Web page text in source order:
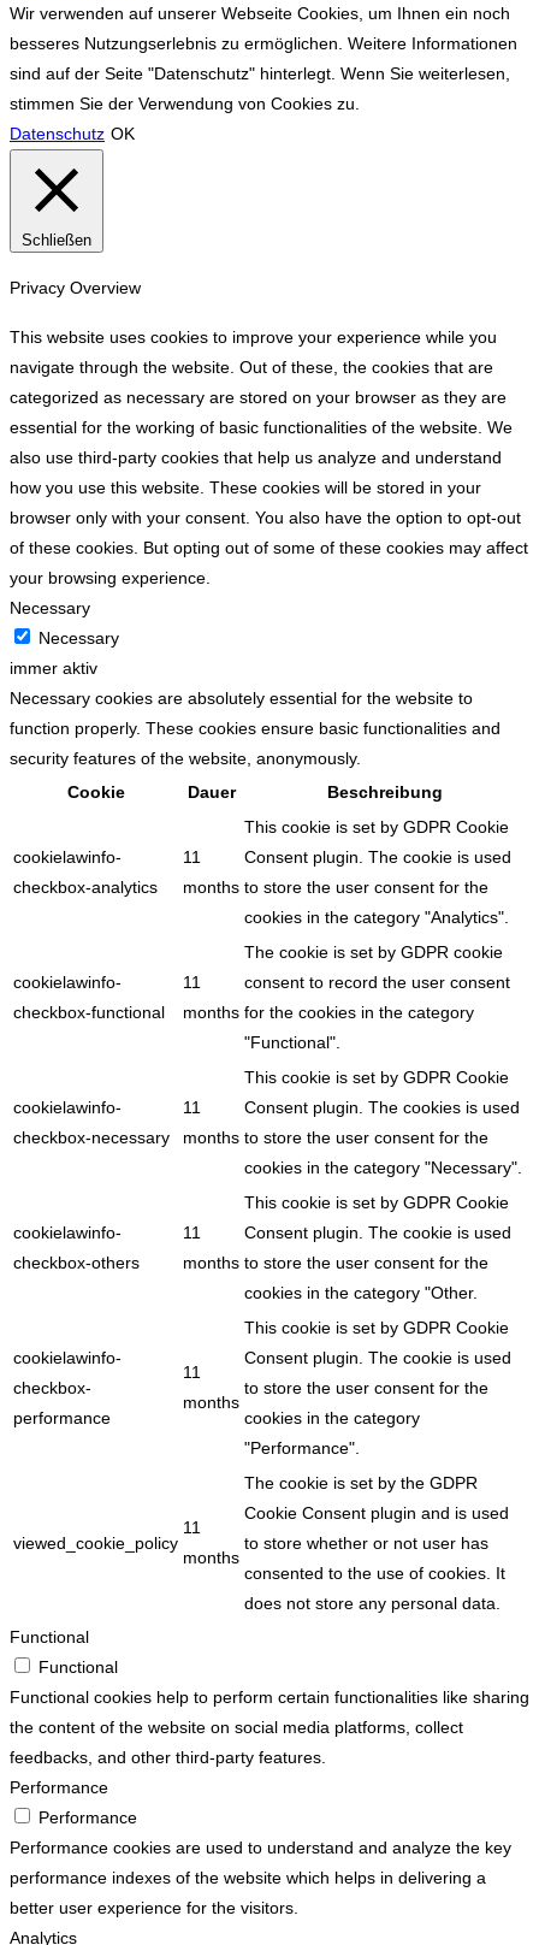
Wir verwenden auf unserer Webseite Cookies, um Ihnen ein noch
besseres Nutzungserlebnis zu ermöglichen. Weitere Informationen
sind auf der Seite "Datenschutz" hinterlegt. Wenn Sie weiterlesen,
stimmen Sie der Verwendung von Cookies zu.
Datenschutz OK
Schließen
Privacy Overview
This website uses cookies to improve your experience while you
navigate through the website. Out of these, the cookies that are
categorized as necessary are stored on your browser as they are
essential for the working of basic functionalities of the website. We
also use third-party cookies that help us analyze and understand
how you use this website. These cookies will be stored in your
browser only with your consent. You also have the option to opt-out
of these cookies. But opting out of some of these cookies may affect
your browsing experience.
Necessary
Necessary
immer aktiv
Necessary cookies are absolutely essential for the website to
function properly. These cookies ensure basic functionalities and
security features of the website, anonymously.
Cookie
Dauer Beschreibung
cookielawinfo-
checkbox-analytics
11
months
This cookie is set by GDPR Cookie
Consent plugin. The cookie is used
to store the user consent for the
cookies in the category "Analytics".
cookielawinfo-
checkbox-functional
11
months
The cookie is set by GDPR cookie
consent to record the user consent
for the cookies in the category
"Functional".
cookielawinfo-
checkbox-necessary
11
months
This cookie is set by GDPR Cookie
Consent plugin. The cookies is used
to store the user consent for the
cookies in the category "Necessary".
cookielawinfo-
checkbox-others
11
months
This cookie is set by GDPR Cookie
Consent plugin. The cookie is used
to store the user consent for the
cookies in the category "Other.
cookielawinfo-
checkbox-
performance
11
months
This cookie is set by GDPR Cookie
Consent plugin. The cookie is used
to store the user consent for the
cookies in the category
"Performance".
viewed_cookie_policy
11
months
The cookie is set by the GDPR
Cookie Consent plugin and is used
to store whether or not user has
consented to the use of cookies. It
does not store any personal data.
Functional
Functional
Functional cookies help to perform certain functionalities like sharing
the content of the website on social media platforms, collect
feedbacks, and other third-party features.
Performance
Performance
Performance cookies are used to understand and analyze the key
performance indexes of the website which helps in delivering a
better user experience for the visitors.
Analytics